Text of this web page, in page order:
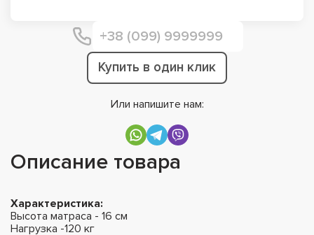
Купить в один клик
Или напишите нам:
Описание товара
Характеристика:
Высота матраса - 16 см
Нагрузка -120 кг